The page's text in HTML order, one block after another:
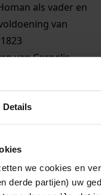
Details
we cookies en
derde partijen) uw
als vader en
van
van Cornelis
het door
huis te laten
gebruiken, 1848
Raden